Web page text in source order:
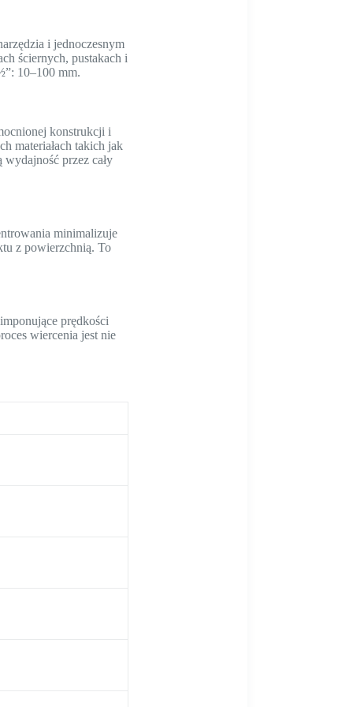
i jednoczesnym
ściernych, pustakach i
10–100 mm.
konstrukcji i
materiałach takich jak
przez cały
minimalizuje
z powierzchnią. To
prędkości
wiercenia jest nie